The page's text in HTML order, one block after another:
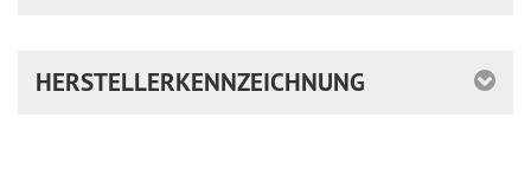
HERSTELLERKENNZEICHNUNG